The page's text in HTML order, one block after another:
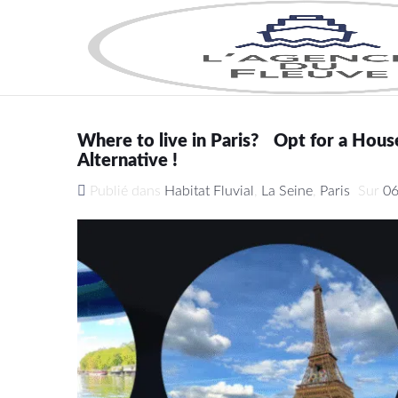
Where to live in Paris? Opt for a
Alternative !
Publié dans Habitat Fluvial La Seine Paris Sur